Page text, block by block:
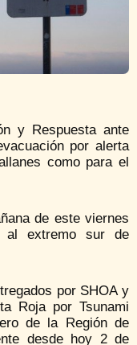
y Respuesta ante
por alerta
como para el
de este viernes
al extremo sur de
por SHOA y
Roja por Tsunami
de la Región de
desde hoy 2 de